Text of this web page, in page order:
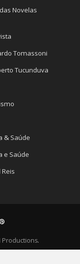
Novelas
Tomassoni
Tucunduva
& Saúde
e Saúde
Reis
Productions.